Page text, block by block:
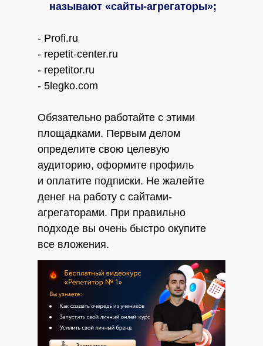
называют «сайты-агрегаторы»;
- Profi.ru
- repetit-center.ru
- repetitor.ru
- 5legko.com
Обязательно работайте с этими
площадками. Первым делом
определите свою целевую
аудиторию, оформите профиль
и оплатите подписки. Не жалейте
денег на работу с сайтами-
агрегаторами. При правильно
подходе вы очень быстро окупите
все вложения.